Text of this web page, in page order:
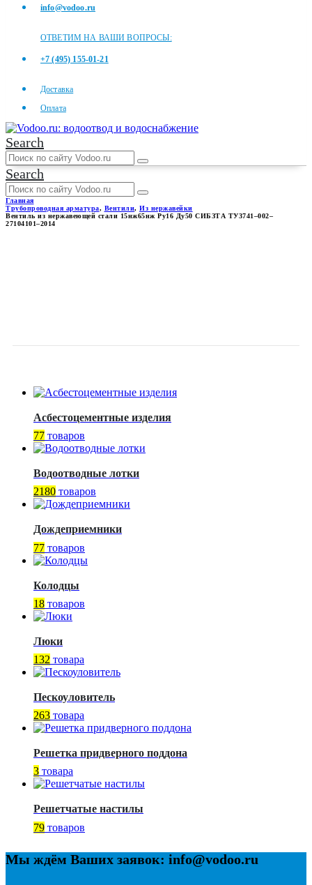
info@vodoo.ru
ОТВЕТИМ НА ВАШИ ВОПРОСЫ:
+7 (495) 155-01-21
Доставка
Оплата
Search
Search
Главная
Трубопроводная арматура, Вентили, Из нержавейки
Вентиль из нержавеющей стали 15нж65нж Ру16 Ду50 СИБЗТА ТУ3741–002–
27104101–2014
Асбестоцементные изделия
77 товаров
Водоотводные лотки
2180 товаров
Дождеприемники
77 товаров
Колодцы
18 товаров
Люки
132 товара
Пескоуловитель
263 товара
Решетка придверного поддона
3 товара
Решетчатые настилы
79 товаров
Мы ждём Ваших заявок: info@vodoo.ru